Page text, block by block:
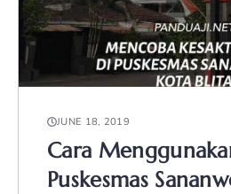
JUNE 18, 2019
Cara
Puskesmas